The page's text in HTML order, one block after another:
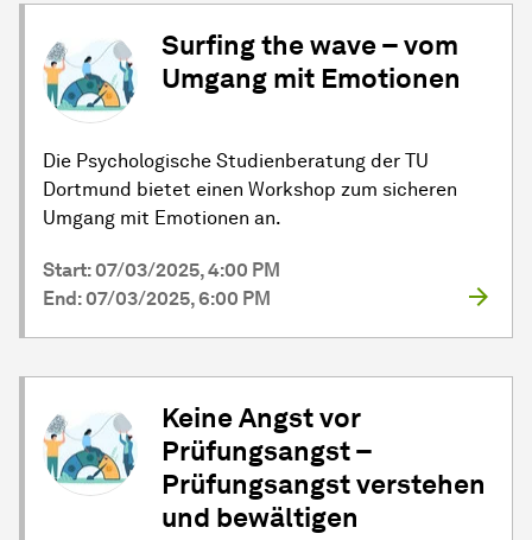
Surfing the wave – vom
Umgang mit Emotionen
Die Psychologische Studienberatung der TU
Dortmund bietet einen Workshop zum sicheren
Umgang mit Emotionen an.
Start: 07/03/2025, 4:00 PM
End: 07/03/2025, 6:00 PM
Keine Angst vor
Prüfungsangst –
Prüfungsangst verstehen
und bewältigen